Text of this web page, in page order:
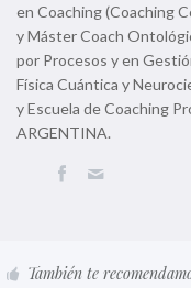
en Coaching (Coaching
y Máster Coach
por Procesos y en
Física Cuántica y
y Escuela de Coaching
ARGENTINA.
También te